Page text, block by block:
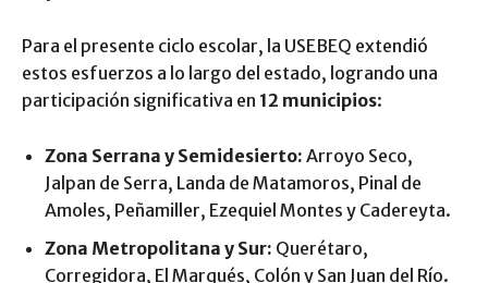
Para el presente ciclo escolar, la USEBEQ extendió
estos esfuerzos a lo largo del estado, logrando una
participación significativa en 12 municipios:
Zona Serrana y Semidesierto: Arroyo Seco,
Jalpan de Serra, Landa de Matamoros, Pinal de
Amoles, Peñamiller, Ezequiel Montes y Cadereyta.
Zona Metropolitana y Sur: Querétaro,
Corregidora, El Marqués, Colón y San Juan del Río.